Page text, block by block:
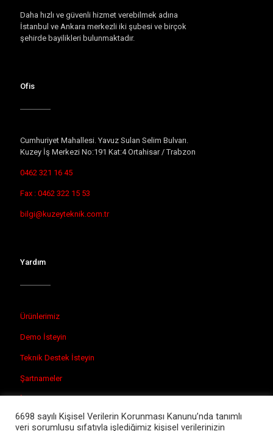
Daha hızlı ve güvenli hizmet verebilmek adına
İstanbul ve Ankara merkezli iki şubesi ve birçok
şehirde bayilikleri bulunmaktadır.
Ofis
Cumhuriyet Mahallesi. Yavuz Sulan Selim Bulvarı.
Kuzey İş Merkezi No:191 Kat:4 Ortahisar / Trabzon
0462 321 16 45
Fax : 0462 322 15 53
bilgi@kuzeyteknik.com.tr
Yardım
Ürünlerimiz
Demo İsteyin
Teknik Destek İsteyin
Şartnameler
İletişim
6698 sayılı Kişisel Verilerin Korunması Kanunu’nda tanımlı
veri sorumlusu sıfatıyla işlediğimiz kişisel verilerinizin